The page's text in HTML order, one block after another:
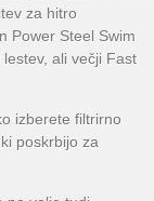
za hitro
Power Steel Swim
ali večji Fast
izberete filtrirno
poskrbijo za